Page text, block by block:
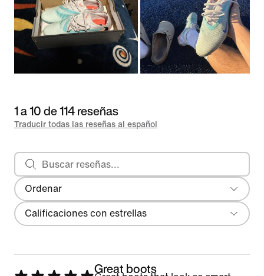
1 a 10 de 114 reseñas
Traducir todas las reseñas al español
Ordenar
Más reciente
Buscar reseñas
Filtro
Calificaciones con estrellas
Great boots